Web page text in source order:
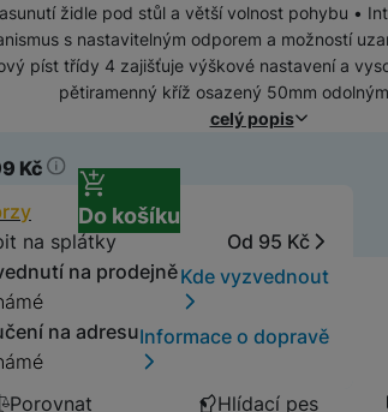
židle pod stůl a větší volnost pohybu •
s nastavitelným odporem a možností
píst třídy 4 zajišťuje výškové nastavení a
pětiramenný kříž osazený 50mm
celý popis
Kč
Do košíku
na splátky
Od 95 Kč
na prodejněKde vyzvednout
na adresuInformace o dopravě
Porovnat Hlídací pes